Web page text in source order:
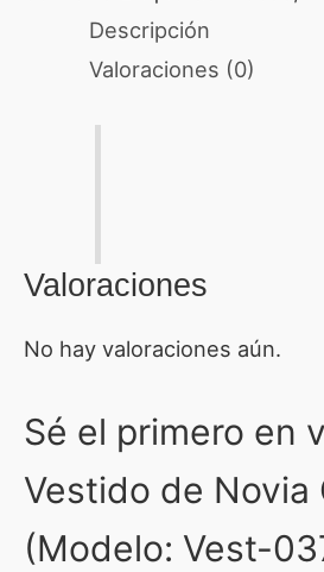
Descripción
Valoraciones (0)
Valoraciones
No hay valoraciones aún.
Sé el primero en
Vestido de Novia
(Modelo: Vest-